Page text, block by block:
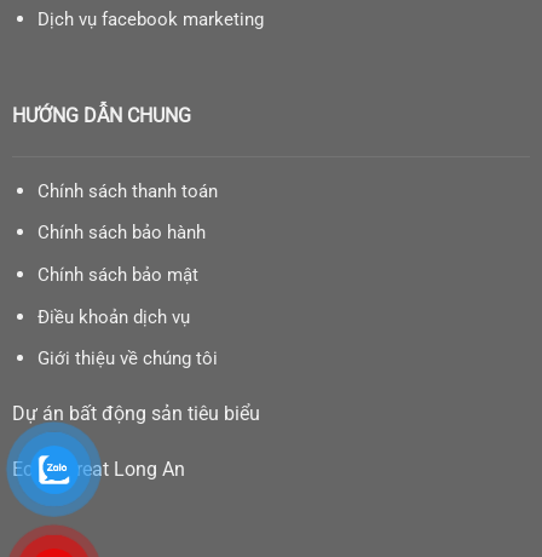
Dịch vụ facebook marketing
HƯỚNG DẪN CHUNG
Chính sách thanh toán
Chính sách bảo hành
Chính sách bảo mật
Điều khoản dịch vụ
Giới thiệu về chúng tôi
Dự án bất động sản tiêu biểu
Eco Retreat Long An